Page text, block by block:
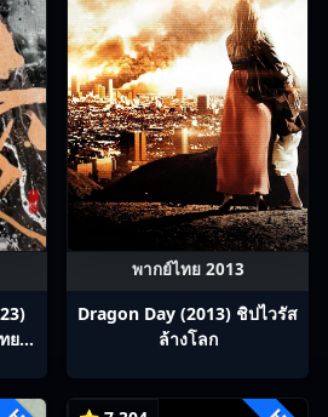
ย
พากย์ไทย 2013
Dragon Day (2013) ชิปไวรัส
ล้างโลก